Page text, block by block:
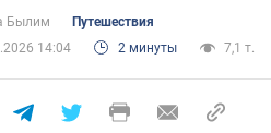
Былим
Путешествия
14:04
2 минуты 7,1 т.